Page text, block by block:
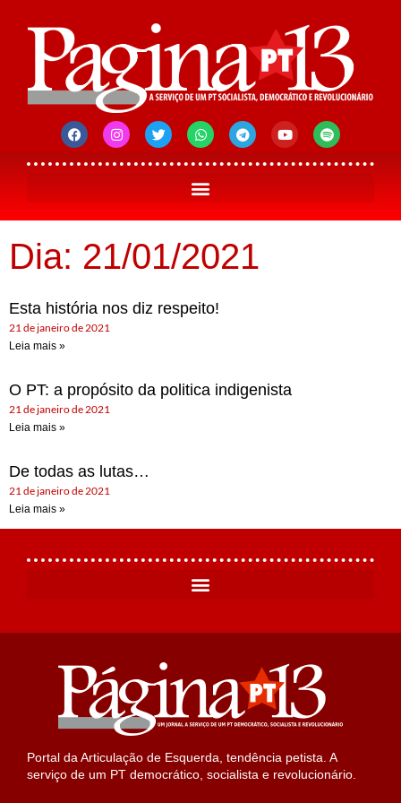
Dia: 21/01/2021
Esta história nos diz respeito!
21 de janeiro de 2021
Leia mais »
O PT: a propósito da politica indigenista
21 de janeiro de 2021
Leia mais »
De todas as lutas…
21 de janeiro de 2021
Leia mais »
Portal da Articulação de Esquerda, tendência petista. A
serviço de um PT democrático, socialista e revolucionário.